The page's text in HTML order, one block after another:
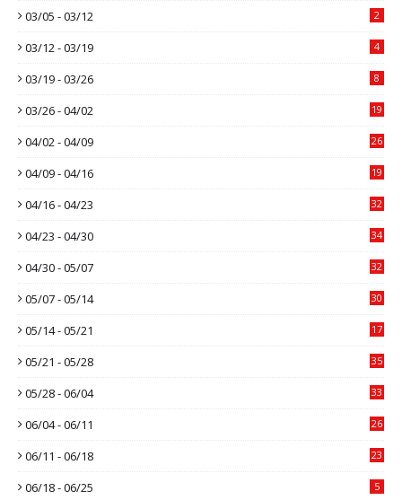
03/05 - 03/12 2
03/12 - 03/19 4
03/19 - 03/26 8
03/26 - 04/02 19
04/02 - 04/09 26
04/09 - 04/16 19
04/16 - 04/23 32
04/23 - 04/30 34
04/30 - 05/07 32
05/07 - 05/14 30
05/14 - 05/21 17
05/21 - 05/28 35
05/28 - 06/04 33
06/04 - 06/11 26
06/11 - 06/18 23
06/18 - 06/25 5